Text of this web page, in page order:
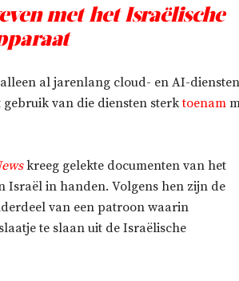
met het Israëlische
al jarenlang cloud- en AI-diensten
van die diensten sterktoenam
kreeg gelekte documenten van het
Israël in handen. Volgens hen zijn de
van een patroon waarin
te slaan uit de Israëlische